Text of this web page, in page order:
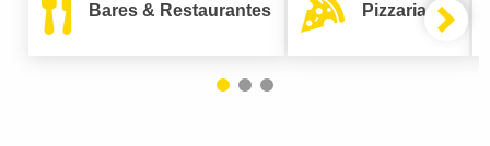
Bares & Restaurantes Pizzarias